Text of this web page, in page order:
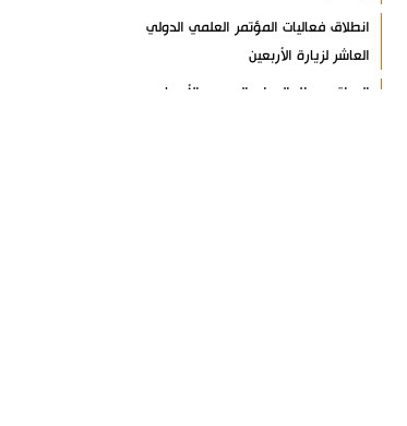
انطلاق فعاليات المؤتمر العلمي الدولي
العاشر لزيارة الأربعين
العراق يعطل الدوام الرسمي الأربعاء